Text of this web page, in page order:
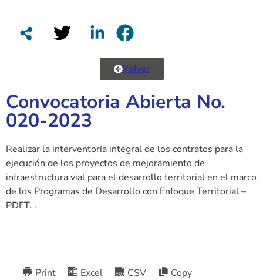
Volver
Convocatoria Abierta No.
020-2023
Realizar la interventoría integral de los contratos para la
ejecución de los proyectos de mejoramiento de
infraestructura vial para el desarrollo territorial en el marco
de los Programas de Desarrollo con Enfoque Territorial –
PDET. .
Print Excel CSV
Copy